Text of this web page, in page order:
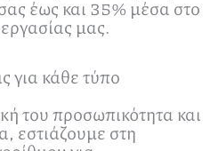
έως και 35% μέσα στο
μας.
για κάθε τύπο
του προσωπικότητα και
εστιάζουμε στη